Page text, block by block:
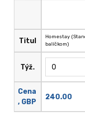
Titul
Týž.
Cena
, GBP
Homestay
balíčkom)
240.00